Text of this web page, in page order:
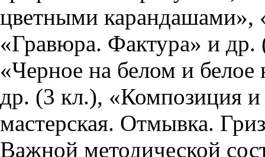
цветными карандашами»,
«Гравюра. Фактура» и
«Черное на белом и
др. (3 кл.), «Композиция
мастерская. Отмывка.
Важной методической